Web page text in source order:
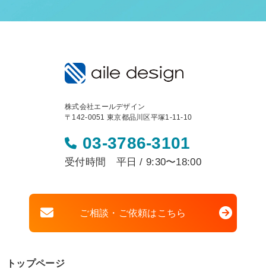
株式会社エールデザイン
〒142-0051 東京都品川区平塚1-11-10
03-3786-3101
受付時間 平日 / 9:30〜18:00
ご相談・ご依頼はこちら
トップページ